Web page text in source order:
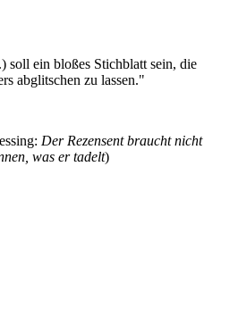
soll ein bloßes Stichblatt sein, die
abglitschen zu lassen."
Der Rezensent braucht nicht
was er tadelt)